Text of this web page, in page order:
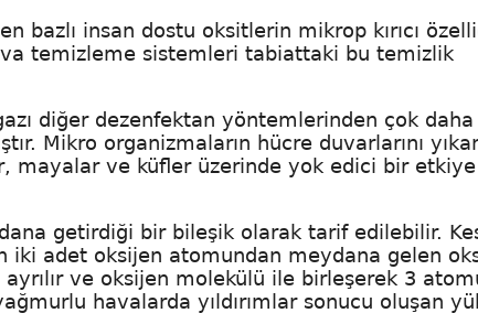
bazlı insan dostu oksitlerin mikrop kırıcı
temizleme sistemleri tabiattaki bu temizlik
diğer dezenfektan yöntemlerinden çok daha
Mikro organizmaların hücre duvarlarını
mayalar ve küfler üzerinde yok edici bir etkiye
getirdiği bir bileşik olarak tarif edilebilir.
iki adet oksijen atomundan meydana gelen
ve oksijen molekülü ile birleşerek 3
havalarda yıldırımlar sonucu oluşan